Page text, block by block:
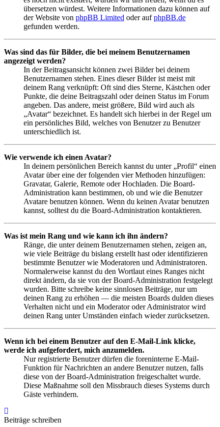
übersetzen würdest. Weitere Informationen dazu können auf
der Website von phpBB Limited oder aufphpBB.de
gefunden werden.
Was sind das für Bilder, die bei meinem Benutzernamen
angezeigt werden?
In der Beitragsansicht können zwei Bilder bei deinem
Benutzernamen stehen. Eines dieser Bilder ist meist mit
deinem Rang verknüpft: Oft sind dies Sterne, Kästchen oder
Punkte, die deine Beitragszahl oder deinen Status im Forum
angeben. Das andere, meist größere, Bild wird auch als
„Avatar“ bezeichnet. Es handelt sich hierbei in der Regel um
ein persönliches Bild, welches von Benutzer zu Benutzer
unterschiedlich ist.
Wie verwende ich einen Avatar?
In deinem persönlichen Bereich kannst du unter „Profil“ einen
Avatar über eine der folgenden vier Methoden hinzufügen:
Gravatar, Galerie, Remote oder Hochladen. Die Board-
Administration kann bestimmen, ob und wie die Benutzer
Avatare benutzen können. Wenn du keinen Avatar benutzen
kannst, solltest du die Board-Administration kontaktieren.
Was ist mein Rang und wie kann ich ihn ändern?
Ränge, die unter deinem Benutzernamen stehen, zeigen an,
wie viele Beiträge du bislang erstellt hast oder identifizieren
bestimmte Benutzer wie Moderatoren und Administratoren.
Normalerweise kannst du den Wortlaut eines Ranges nicht
direkt ändern, da sie von der Board-Administration festgelegt
wurden. Bitte schreibe keine sinnlosen Beiträge, nur um
deinen Rang zu erhöhen — die meisten Boards dulden dieses
Verhalten nicht und ein Moderator oder Administrator wird
deinen Rang unter Umständen einfach wieder zurücksetzen.
Wenn ich bei einem Benutzer auf den E-Mail-Link klicke,
werde ich aufgefordert, mich anzumelden.
Nur registrierte Benutzer dürfen die foreninterne E-Mail-
Funktion für Nachrichten an andere Benutzer nutzen, falls
diese von der Board-Administration freigeschaltet wurde.
Diese Maßnahme soll den Missbrauch dieses Systems durch
Gäste verhindern.
oben
Beiträge schreiben